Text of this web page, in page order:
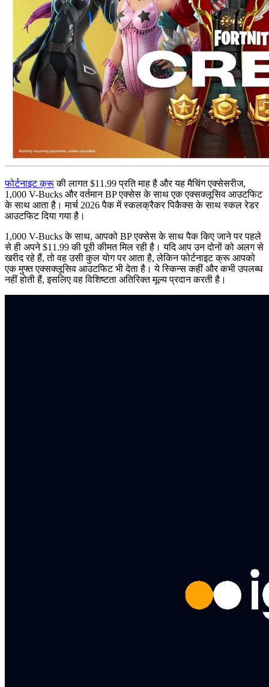
फोर्टनाइट क्रूकी लागत $11.99 प्रति माह है और यह मैचिंग एक्सेसरीज,
1,000 V-Bucks और वर्तमान BP एक्सेस के साथ एक एक्सक्लूसिव आउटफिट
के साथ आता है। मार्च 2026 पैक में स्कलक्रैकर पिकैक्स के साथ स्कल रेडर
आउटफिट दिया गया है।
1,000 V-Bucks के साथ, आपको BP एक्सेस के साथ पैक किए जाने पर पहले
से ही अपने $11.99 की पूरी कीमत मिल रही है। यदि आप उन दोनों को अलग से
खरीद रहे हैं, तो वह उसी कुल योग पर आता है, लेकिन फोर्टनाइट क्रू आपको
एक मुफ्त एक्सक्लूसिव आउटफिट भी देता है। ये स्किन्स कहीं और कभी उपलब्ध
नहीं होती हैं, इसलिए वह विशिष्टता अतिरिक्त मूल्य प्रदान करती है।